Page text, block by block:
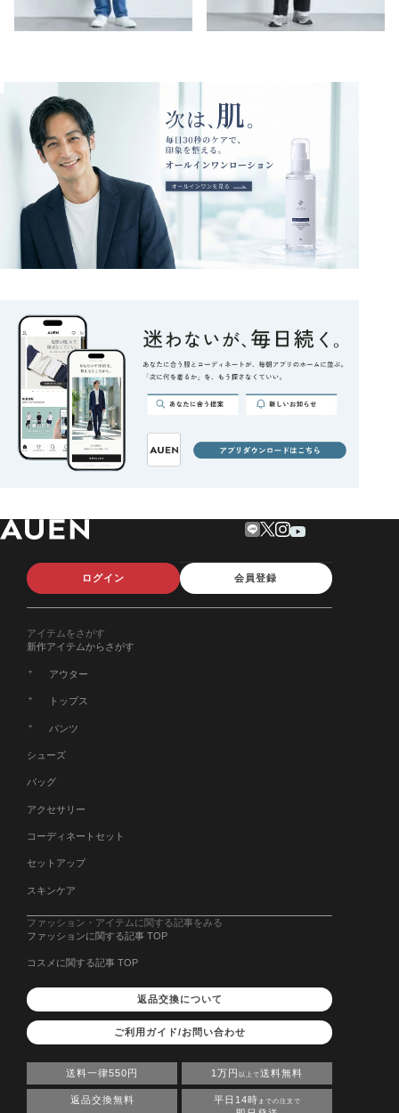
ログイン 会員登録
アイテムをさがす
新作アイテムからさがす
アウター
トップス
パンツ
シューズ
バッグ
アクセサリー
コーディネートセット
セットアップ
スキンケア
ファッション・アイテムに関する記事をみる
ファッションに関する記事 TOP
コスメに関する記事 TOP
返品交換について
ご利用ガイド/お問い合わせ
送料一律550円 1万円 以上で送料無料
返品交換無料 平日14時 までの注文で